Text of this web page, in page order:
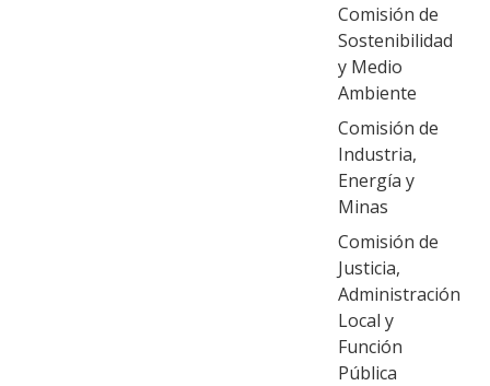
Comisión de
Sostenibilidad
y Medio
Ambiente
Comisión de
Industria,
Energía y
Minas
Comisión de
Justicia,
Administración
Local y
Función
Pública